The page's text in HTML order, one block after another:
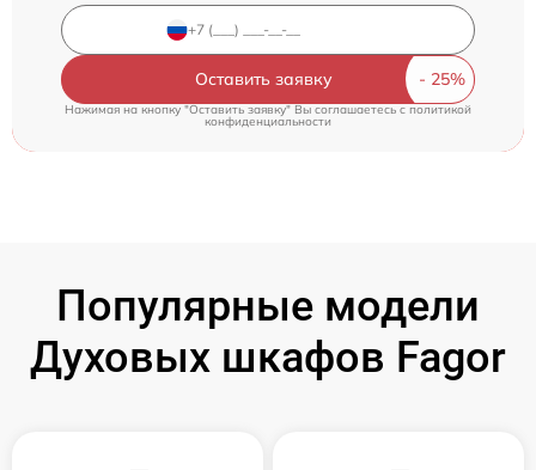
Оставить заявку
Нажимая на кнопку "Оставить заявку" Вы соглашаетесь cполитикой
конфиденциальности
Популярные модели
Духовых шкафов Fagor